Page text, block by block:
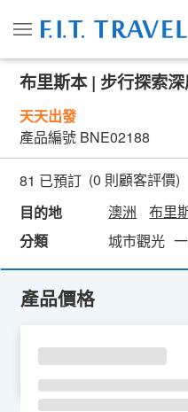
布里斯本 | 步行探索
天天出發
產品編號 BNE02188
81 已預訂 (0 則顧客評價)
目的地
澳洲 布里
分類
城市觀光
產品價格